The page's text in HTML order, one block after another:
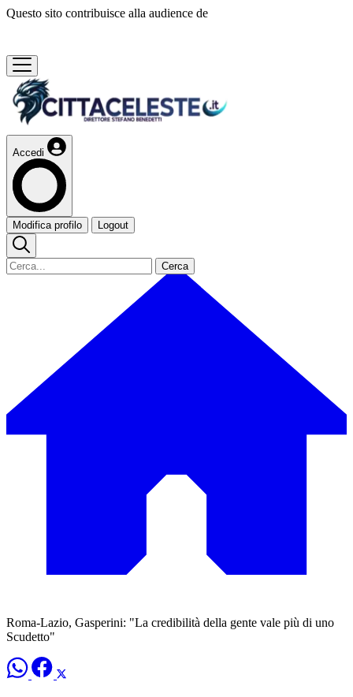
Questo sito contribuisce alla audience de
Accedi
Modifica profilo Logout
Cerca
Roma-Lazio, Gasperini: "La credibilità della gente vale più di uno
Scudetto"